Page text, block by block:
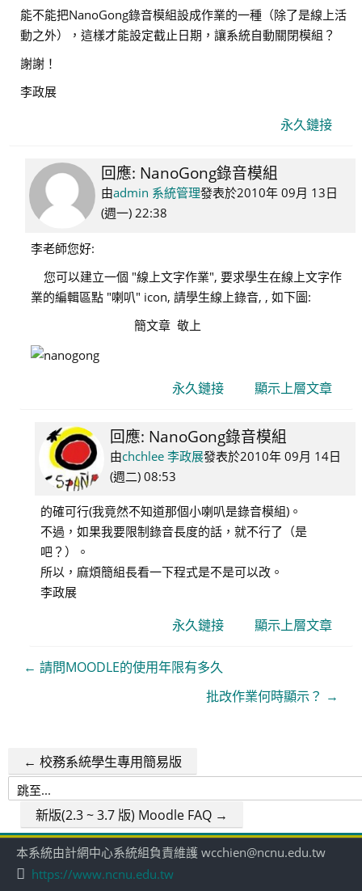
能不能把NanoGong錄音模組設成作業的一種（除了是線上活
動之外），這樣才能設定截止日期，讓系統自動關閉模組？
謝謝！
李政展
永久鏈接
In
reply
to
政
展
回應: NanoGong錄音模組
由admin 系統管理發表於2010年 09月 13日
(週一) 22:38
李老師您好:
您可以建立一個 "線上文字作業", 要求學生在線上文字作
業的編輯區點 "喇叭" icon, 請學生線上錄音, , 如下圖:
簡文章 敬上
永久鏈接 顯示上層文章
In
reply
to
系
統
理
回應: NanoGong錄音模組
由chchlee 李政展發表於2010年 09月 14日
(週二) 08:53
的確可行(我竟然不知道那個小喇叭是錄音模組)。
不過，如果我要限制錄音長度的話，就不行了（是
吧？）。
所以，麻煩簡組長看一下程式是不是可以改。
李政展
永久鏈接 顯示上層文章
← 請問MOODLE的使用年限有多久
批改作業何時顯示？ →
← 校務系統學生專用簡易版
跳
新版(2.3 ~ 3.7 版) Moodle FAQ →
本系統由計網中心系統組負責維護 wcchien@ncnu.edu.tw
https://www.ncnu.edu.tw